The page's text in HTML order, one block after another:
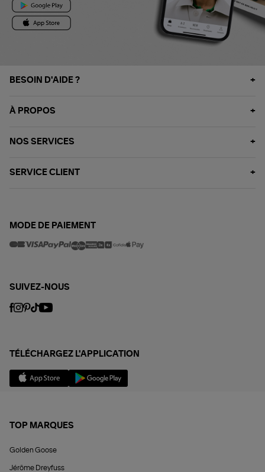
BESOIN D'AIDE ?
À PROPOS
NOS SERVICES
SERVICE CLIENT
MODE DE PAIEMENT
SUIVEZ-NOUS
TÉLÉCHARGEZ L'APPLICATION
TOP MARQUES
Golden Goose
Jérôme Dreyfuss